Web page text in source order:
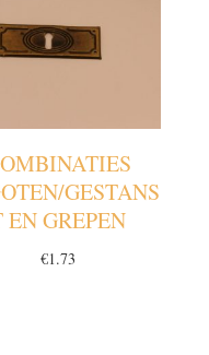
GESTANS
EN GREPEN
€1.73